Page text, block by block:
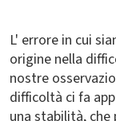
L' errore in cui
origine nella
nostre
difficoltà ci fa
una stabilità,